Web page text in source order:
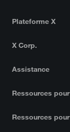
Plateforme X
X Corp.
Assistance
Ressources
Ressources